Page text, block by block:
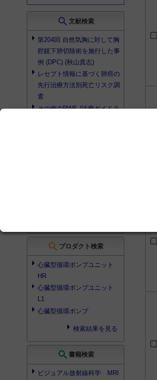
search 文献検索
第204回 自然気胸に対して胸
腔鏡下肺切除術を施行した事
例 (DPC) (秋山貴志)
レセプト情報に基づく肺癌の
先行治療方法別死亡リスク調
査
その他のRWE (診療ガイドラ
search プロダクト検索
心臓型循環ポンプユニット
HR
心臓型循環ポンプユニット
L1
心臓型循環ポンプ
検索結果を見る
search 書籍検索
ビジュアル放射線科学 MRI